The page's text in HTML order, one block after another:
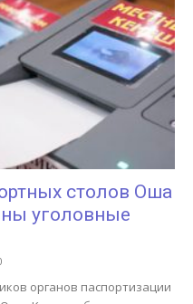
столов Оша
уголовные
органов паспортизации